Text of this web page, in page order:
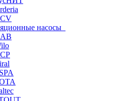
насосы